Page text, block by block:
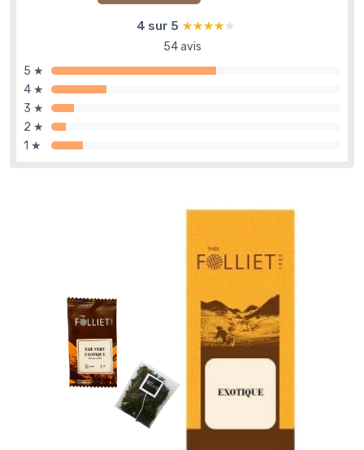
4 sur 5 ★★★★★
★★★★★
54 avis
5 ★
4 ★
3 ★
2 ★
1 ★